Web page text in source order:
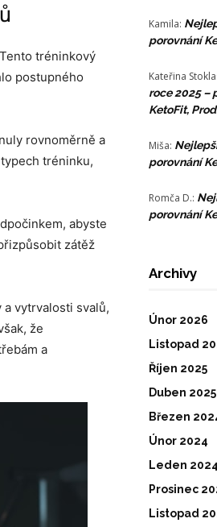
tréninkový
postupného
rovnoměrně a
tréninku,
abyste
zátěž
vytrvalosti svalů,
že
a
Kamila:
porovnání
Kateřina
roce 2025 –
KetoFit,
Miša:
porovnání
Romča D.:
porovnání
Archivy
Únor 2026
Listopad
Říjen 2025
Duben 2025
Březen
Únor 2024
Leden 2024
Prosinec
Listopad